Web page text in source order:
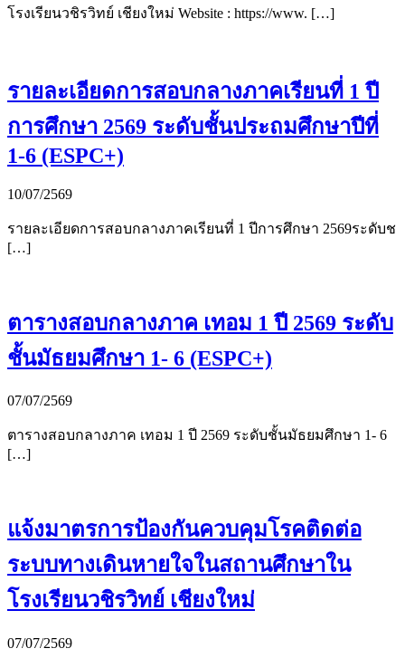
โรงเรียนวชิรวิทย์ เชียงใหม่ Website : https://www. […]
รายละเอียดการสอบกลางภาคเรียนที่ 1 ปี
การศึกษา 2569 ระดับชั้นประถมศึกษาปีที่
1-6 (ESPC+)
10/07/2569
รายละเอียดการสอบกลางภาคเรียนที่ 1 ปีการศึกษา 2569ระดับช
[…]
ตารางสอบกลางภาค เทอม 1 ปี 2569 ระดับ
ชั้นมัธยมศึกษา 1- 6 (ESPC+)
07/07/2569
ตารางสอบกลางภาค เทอม 1 ปี 2569 ระดับชั้นมัธยมศึกษา 1- 6
[…]
แจ้งมาตรการป้องกันควบคุมโรคติดต่อ
ระบบทางเดินหายใจในสถานศึกษาใน
โรงเรียนวชิรวิทย์ เชียงใหม่
07/07/2569